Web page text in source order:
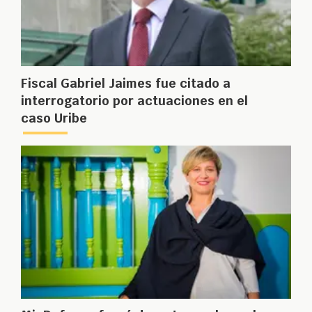
Fiscal Gabriel Jaimes fue citado a
interrogatorio por actuaciones en el
caso Uribe